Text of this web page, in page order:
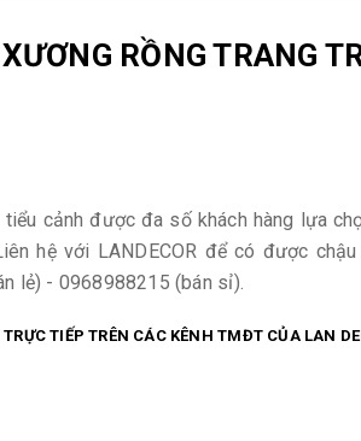
RỒNG TRANG
cảnh được đa số khách hàng lựa
hệ với LANDECOR để có được
lẻ) - 0968988215 (bán sỉ).
TIẾP TRÊN CÁC KÊNH TMĐT CỦA LAN